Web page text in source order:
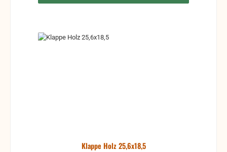
Klappe Holz 25,6x18,5